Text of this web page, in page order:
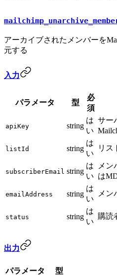
アーカイブされたメンバーを
元する
入力
パラメータ 型
必
須
apiKey string
は
い
サー
listId string
は
い
リス
subscriberEmail string
は
い
メン
は
emailAddress string
は
い
メン
status string
は
い
購読
出力
パラメータ 型